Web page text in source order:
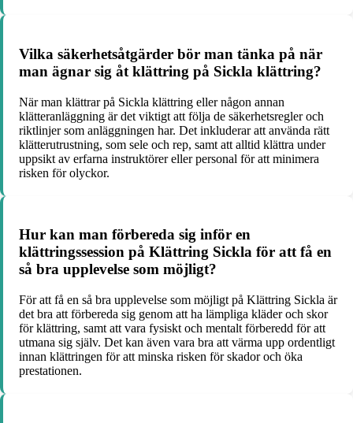
Vilka säkerhetsåtgärder bör man tänka på när
man ägnar sig åt klättring på Sickla klättring?
När man klättrar på Sickla klättring eller någon annan
klätteranläggning är det viktigt att följa de säkerhetsregler och
riktlinjer som anläggningen har. Det inkluderar att använda rätt
klätterutrustning, som sele och rep, samt att alltid klättra under
uppsikt av erfarna instruktörer eller personal för att minimera
risken för olyckor.
Hur kan man förbereda sig inför en
klättringssession på Klättring Sickla för att få en
så bra upplevelse som möjligt?
För att få en så bra upplevelse som möjligt på Klättring Sickla är
det bra att förbereda sig genom att ha lämpliga kläder och skor
för klättring, samt att vara fysiskt och mentalt förberedd för att
utmana sig själv. Det kan även vara bra att värma upp ordentligt
innan klättringen för att minska risken för skador och öka
prestationen.